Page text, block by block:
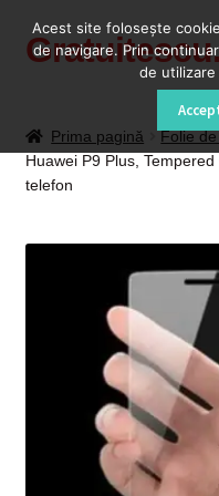
Sari
Sari
Blog
Contul meu
Prima pagină Folie
Huawei P9 Plus,
telefon
Acest site foloseşte
de navigare. Prin
de